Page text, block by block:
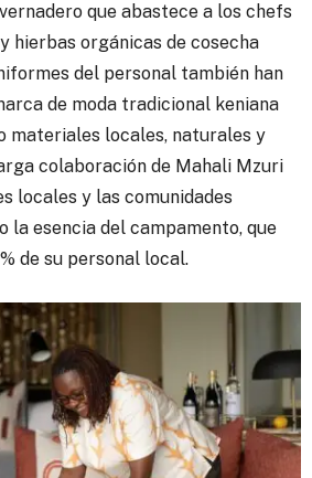
que abastece a los chefs
hierbas orgánicas de cosecha
del personal también han
de moda tradicional keniana
materiales locales, naturales y
colaboración de Mahali Mzuri
locales y las comunidades
la esencia del campamento, que
de su personal local.